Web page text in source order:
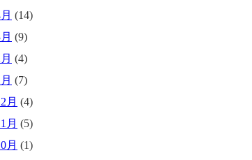
(14)
(9)
(4)
(7)
月 (4)
月 (5)
月 (1)